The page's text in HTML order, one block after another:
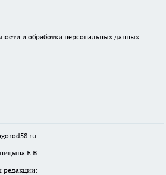
и обработки персональных данных
Е.В.
редакции: